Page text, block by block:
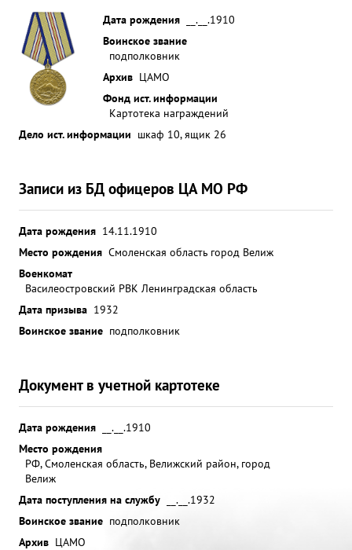
Дата рождения
__.__.1910
Воинское звание
подполковник
Архив ЦАМО
Фонд ист. информации
Картотека награждений
Дело ист. информации шкаф 10, ящик 26
Записи из БД офицеров ЦА МО РФ
Дата рождения 14.11.1910
Место рождения Смоленская область город Велиж
Военкомат
Василеостровский РВК Ленинградская область
Дата призыва 1932
Воинское звание подполковник
Документ в учетной картотеке
Дата рождения
__.__.1910
Место рождения
РФ, Смоленская область, Велижский район, город
Велиж
Дата поступления на службу
__.__.1932
Воинское звание подполковник
Архив ЦАМО